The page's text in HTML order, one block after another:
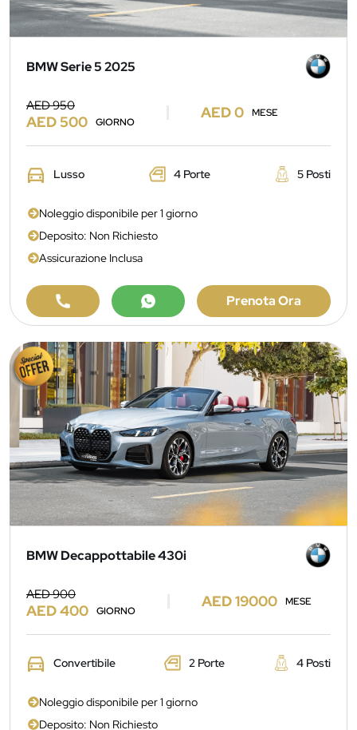
BMW Serie 5 2025
AED 950
AED 500 GIORNO
AED 0 MESE
Lusso 4 Porte 5 Posti
Noleggio disponibile per 1 giorno
Deposito: Non Richiesto
Assicurazione Inclusa
Prenota Ora
BMW Decappottabile 430i
AED 900
AED 400 GIORNO
AED 19000 MESE
Convertibile 2 Porte 4 Posti
Noleggio disponibile per 1 giorno
Deposito: Non Richiesto